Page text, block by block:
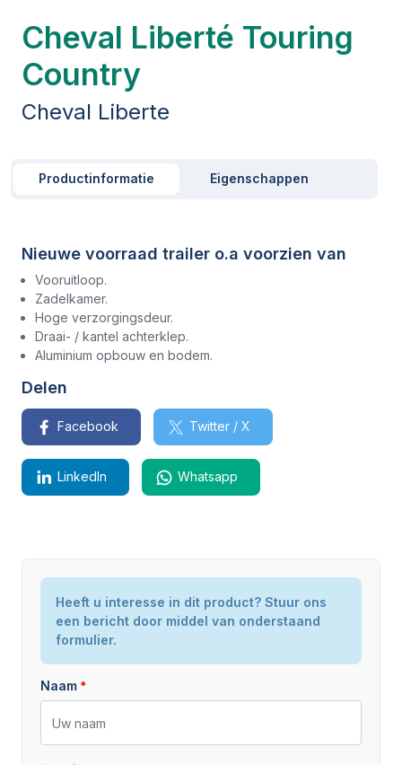
Cheval Liberté Touring
Country
Cheval Liberte
Productinformatie Eigenschappen
Nieuwe voorraad trailer o.a voorzien van
Vooruitloop.
Zadelkamer.
Hoge verzorgingsdeur.
Draai- / kantel achterklep.
Aluminium opbouw en bodem.
Delen
Facebook Twitter / X
LinkedIn Whatsapp
Heeft u interesse in dit product? Stuur ons
een bericht door middel van onderstaand
formulier.
Naam